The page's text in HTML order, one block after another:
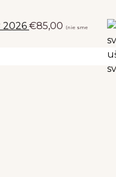
2026 €85,00 (nie sme